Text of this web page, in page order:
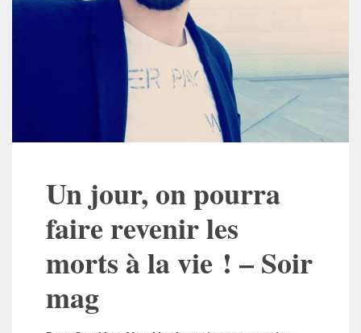
Un jour, on pourra
faire revenir les
morts à la vie ! – Soir
mag